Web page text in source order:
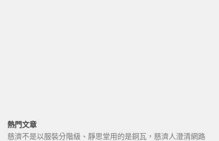
熱門文章
慈濟不是以服裝分階級、靜思堂用的是銅瓦，慈濟人澄清網路